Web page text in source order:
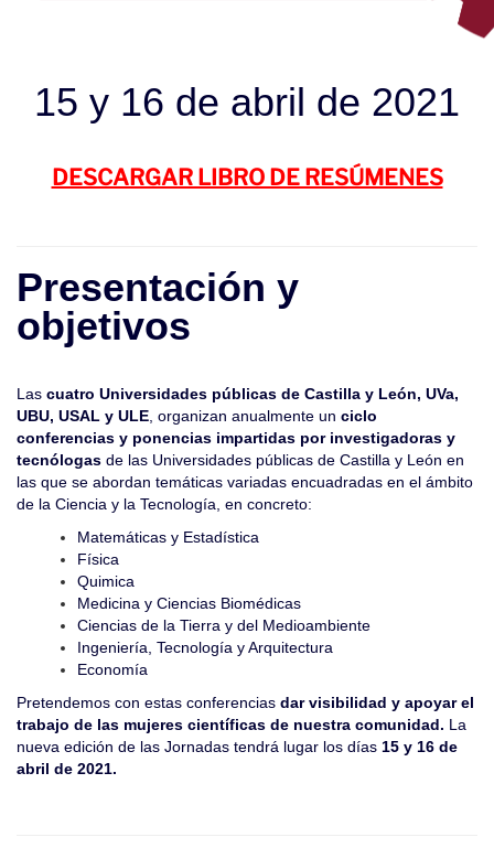
15 y 16 de abril de 2021
DESCARGAR LIBRO DE RESÚMENES
Presentación y
objetivos
Las cuatro Universidades públicas de Castilla y León, UVa,
UBU, USAL y ULE, organizan anualmente un ciclo
conferencias y ponencias impartidas por investigadoras y
tecnólogas de las Universidades públicas de Castilla y León en
las que se abordan temáticas variadas encuadradas en el ámbito
de la Ciencia y la Tecnología, en concreto:
Matemáticas y Estadística
Física
Quimica
Medicina y Ciencias Biomédicas
Ciencias de la Tierra y del Medioambiente
Ingeniería, Tecnología y Arquitectura
Economía
Pretendemos con estas conferencias dar visibilidad y apoyar el
trabajo de las mujeres científicas de nuestra comunidad. La
nueva edición de las Jornadas tendrá lugar los días 15 y 16 de
abril de 2021.